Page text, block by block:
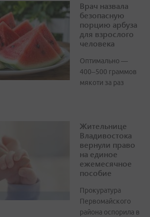
Врач назвала
безопасную
порцию арбуза
для взрослого
человека
Оптимально —
400–500 граммов
мякоти за раз
Жительнице
Владивостока
вернули право
на единое
ежемесячное
пособие
Прокуратура
Первомайского
района оспорила в